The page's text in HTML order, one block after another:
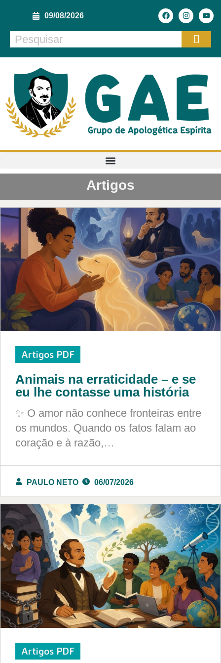
09/08/2026
Artigos
Artigos PDF
Animais na erraticidade – e se
eu lhe contasse uma história
✨ O amor não conhece fronteiras entre
os mundos. Quando os fatos falam ao
coração e à razão,…
PAULO NETO 06/07/2026
Artigos PDF